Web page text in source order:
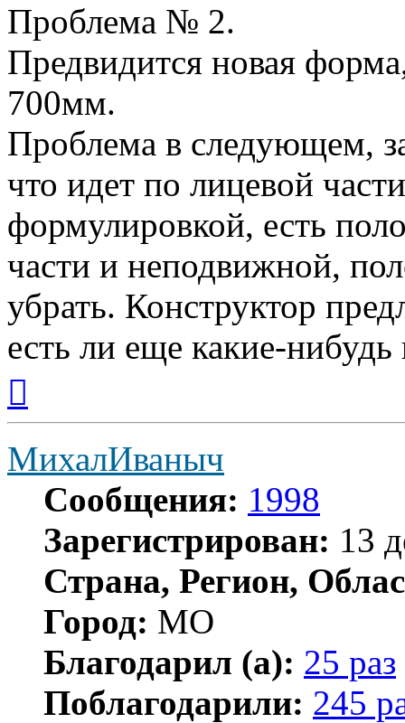
Проблема № 2.
Предвидится новая
700мм.
Проблема в следующем,
что идет по лицевой
формулировкой, есть
части и неподвижной,
убрать. Конструктор
есть ли еще какие-нибудь
началу
МихалИваныч
Сообщения: 1998
Зарегистрирован: 13
Страна, Регион,
Город: МО
Благодарил (а): 25 раз
Поблагодарили: 245